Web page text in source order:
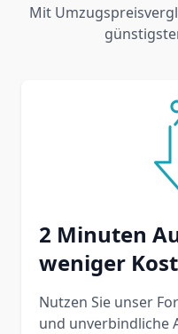
Mit
2 Minuten
weniger
Nutzen Sie unser
und unverbindliche